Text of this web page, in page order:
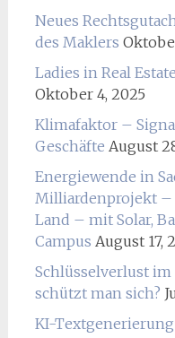
Neues
des Maklers
Ladies in Real
Oktober 4, 2025
Klimafaktor –
Geschäfte August
Energiewende in
Milliardenprojekt –
Land – mit Solar,
Campus August 17,
Schlüsselverlust im
schützt man sich?
KI-